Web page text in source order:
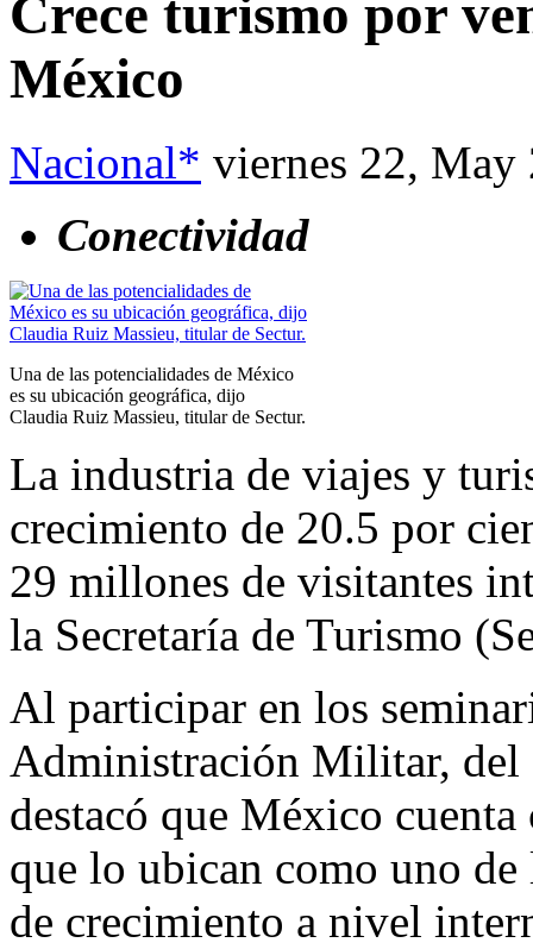
Crece turismo por
México
Nacional* viernes 22, May
Conectividad
Una de las potencialidades de México
es su ubicación geográfica, dijo
Claudia Ruiz Massieu, titular de Sectur.
La industria de viajes y
crecimiento de 20.5 por
29 millones de visitantes
la Secretaría de Turismo
Al participar en los
Administración Militar, del
destacó que México
que lo ubican como uno
de crecimiento a nivel